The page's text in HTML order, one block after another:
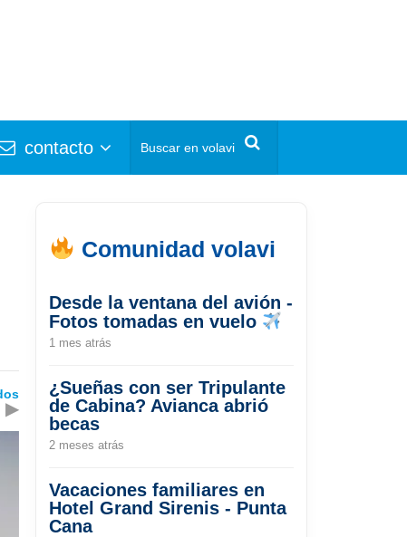
contacto
▶
Comunidad volavi
Desde la ventana del avión -
Fotos tomadas en vuelo
1 mes atrás
¿Sueñas con ser Tripulante
de Cabina? Avianca abrió
becas
2 meses atrás
Vacaciones familiares en
Hotel Grand Sirenis - Punta
Cana